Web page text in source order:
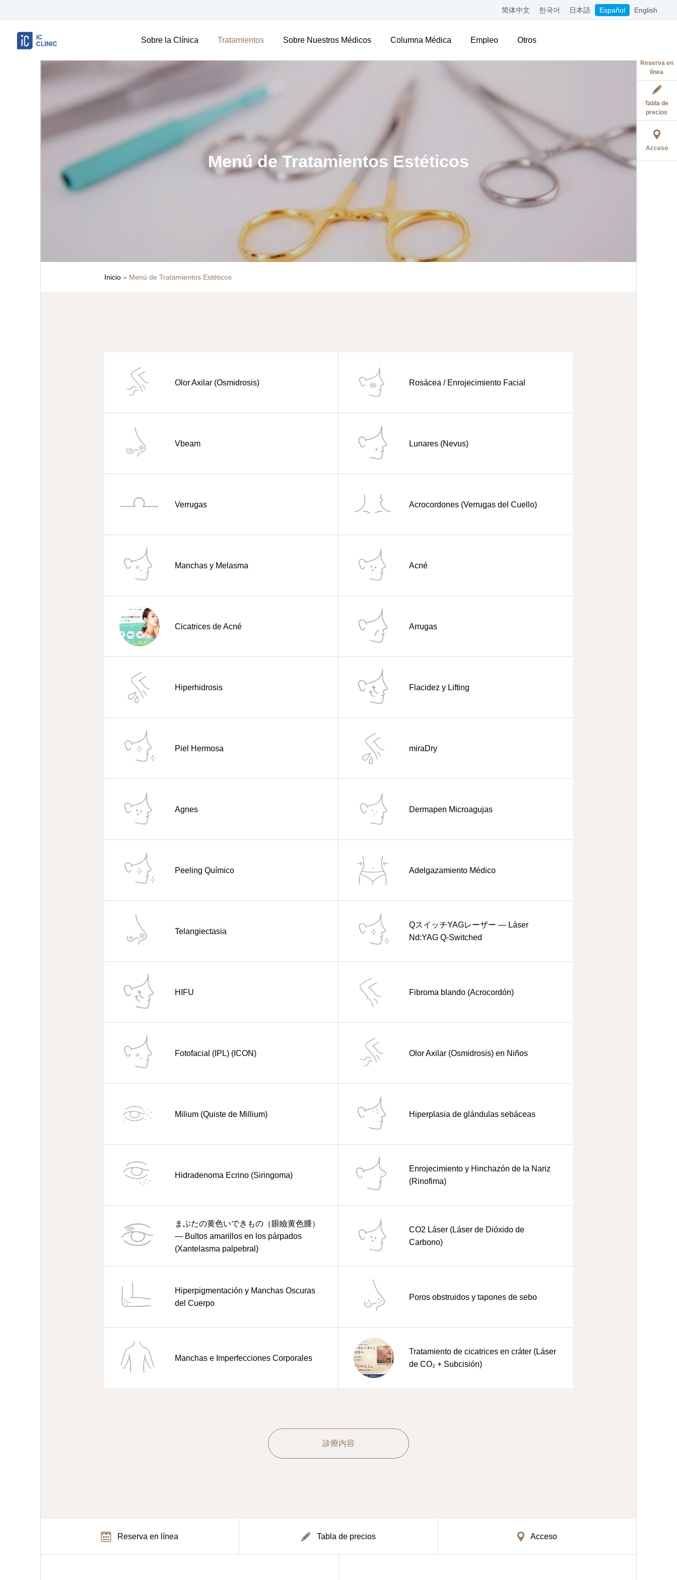
简体中文 한국어 日本語 Español English
Sobre la Clínica Tratamientos Sobre Nuestros Médicos Columna Médica Empleo Otros
Reserva en
línea
Tabla de
precios
Acceso
Menú de Tratamientos Estéticos
Inicio » Menú de Tratamientos Estéticos
Olor Axilar (Osmidrosis) Rosácea / Enrojecimiento Facial
Vbeam Lunares (Nevus)
Verrugas Acrocordones (Verrugas del Cuello)
Manchas y Melasma Acné
Cicatrices de Acné Arrugas
Hiperhidrosis Flacidez y Lifting
Piel Hermosa miraDry
Agnes Dermapen Microagujas
Peeling Químico Adelgazamiento Médico
Telangiectasia
QスイッチYAGレーザー — Láser
Nd:YAG Q-Switched
HIFU Fibroma blando (Acrocordón)
Fotofacial (IPL) (ICON) Olor Axilar (Osmidrosis) en Niños
Milium (Quiste de Millium) Hiperplasia de glándulas sebáceas
Hidradenoma Ecrino (Siringoma)
Enrojecimiento y Hinchazón de la Nariz
(Rinofima)
まぶたの黄色いできもの（眼瞼黄色腫）
— Bultos amarillos en los párpados
(Xantelasma palpebral)
CO2 Láser (Láser de Dióxido de
Carbono)
Hiperpigmentación y Manchas Oscuras
del Cuerpo
Poros obstruidos y tapones de sebo
Manchas e Imperfecciones Corporales
Tratamiento de cicatrices en cráter (Láser
de CO₂ + Subcisión)
診療内容
Reserva en línea Tabla de precios Acceso